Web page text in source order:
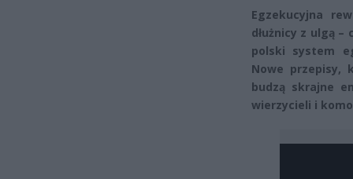
Egzekucyjna
dłużnicy z ulgą –
polski system
Nowe przepisy,
budzą skrajne
wierzycieli i